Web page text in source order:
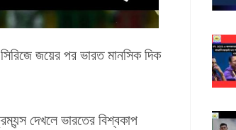
জয়ের পর ভারত মানসিক দিক
দেখলে ভারতের বিশ্বকাপ